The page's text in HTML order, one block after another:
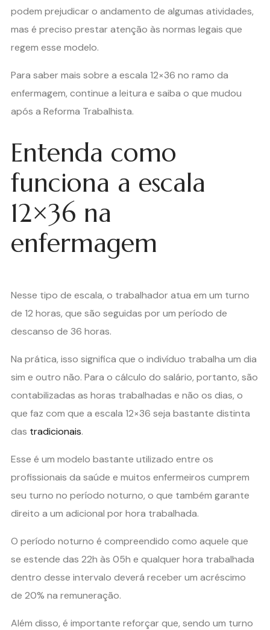
podem prejudicar o andamento de algumas atividades,
mas é preciso prestar atenção às normas legais que
regem esse modelo.
Para saber mais sobre a escala 12×36 no ramo da
enfermagem, continue a leitura e saiba o que mudou
após a Reforma Trabalhista.
Entenda como
funciona a escala
12×36 na
enfermagem
Nesse tipo de escala, o trabalhador atua em um turno
de 12 horas, que são seguidas por um período de
descanso de 36 horas.
Na prática, isso significa que o indivíduo trabalha um dia
sim e outro não. Para o cálculo do salário, portanto, são
contabilizadas as horas trabalhadas e não os dias, o
que faz com que a escala 12×36 seja bastante distinta
das tradicionais.
Esse é um modelo bastante utilizado entre os
profissionais da saúde e muitos enfermeiros cumprem
seu turno no período noturno, o que também garante
direito a um adicional por hora trabalhada.
O período noturno é compreendido como aquele que
se estende das 22h às 05h e qualquer hora trabalhada
dentro desse intervalo deverá receber um acréscimo
de 20% na remuneração.
Além disso, é importante reforçar que, sendo um turno